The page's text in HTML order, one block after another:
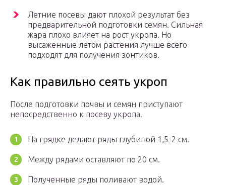
Летние посевы дают плохой результат без
предварительной подготовки семян. Сильная
жара плохо влияет на рост укропа. Но
высаженные летом растения лучше всего
подходят для получения зонтиков.
Как правильно сеять укроп
После подготовки почвы и семян приступают
непосредственно к посеву укропа.
На грядке делают ряды глубиной 1,5-2 см.
Между рядами оставляют по 20 см.
Полученные ряды поливают водой.